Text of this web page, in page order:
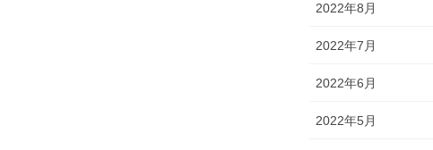
2022年8月
2022年7月
2022年6月
2022年5月